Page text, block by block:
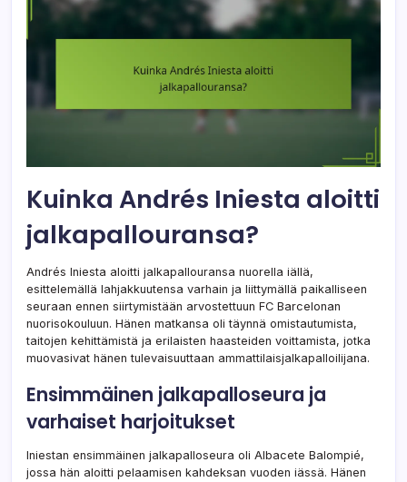
Kuinka Andrés Iniesta aloitti
jalkapallouransa?
Andrés Iniesta aloitti jalkapallouransa nuorella iällä,
esittelemällä lahjakkuutensa varhain ja liittymällä paikalliseen
seuraan ennen siirtymistään arvostettuun FC Barcelonan
nuorisokouluun. Hänen matkansa oli täynnä omistautumista,
taitojen kehittämistä ja erilaisten haasteiden voittamista, jotka
muovasivat hänen tulevaisuuttaan ammattilaisjalkapalloilijana.
Ensimmäinen jalkapalloseura ja
varhaiset harjoitukset
Iniestan ensimmäinen jalkapalloseura oli Albacete Balompié,
jossa hän aloitti pelaamisen kahdeksan vuoden iässä. Hänen